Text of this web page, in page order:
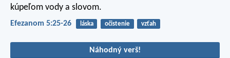
kúpeľom vody a slovom.
Efezanom 5:25-26 láska očistenie vzťah
Náhodný verš!